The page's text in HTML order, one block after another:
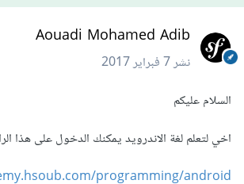
Aouadi Mohamed Adib
نشر7 فبراير 2017
السلام عليكم
اخي لتعلم لغة الاندرويد يمكنك الدخول على هذا
programming/android/